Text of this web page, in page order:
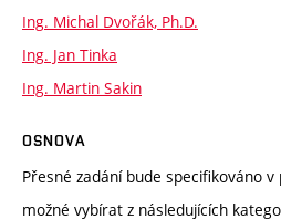
Ing. Michal Dvořák, Ph.D.
Ing. Jan Tinka
Ing. Martin Sakin
OSNOVA
Přesné zadání bude specifikováno
možné vybírat z následujících